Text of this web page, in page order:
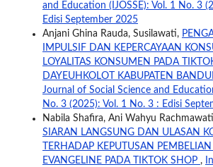
and Education (IJOSSE): Vol. 1 No. 3
Edisi September 2025
Anjani Ghina Rauda, Susilawati,
IMPULSIF DAN KEPERCAYAAN
LOYALITAS KONSUMEN PADA
DAYEUHKOLOT KABUPATEN
Journal of Social Science and
No. 3 (2025): Vol. 1 No. 3 : Edisi
Nabila Shafira, Ani Wahyu
SIARAN LANGSUNG DAN ULASAN
TERHADAP KEPUTUSAN
EVANGELINE PADA TIKTOK SHOP ,